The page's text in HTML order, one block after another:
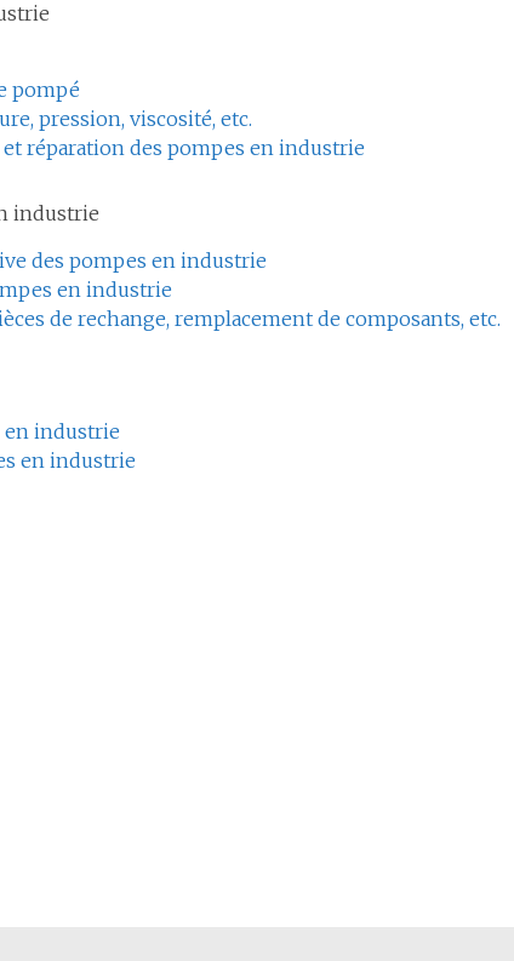
pompé
pression, viscosité, etc.
réparation des pompes en industrie
industrie
des pompes en industrie
en industrie
de rechange, remplacement de composants, etc.
en industrie
en industrie